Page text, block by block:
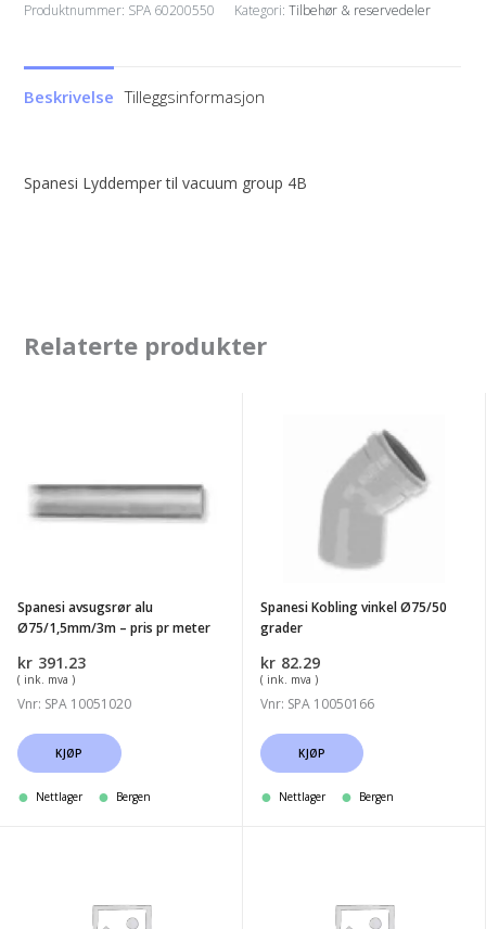
Produktnummer: SPA 60200550 Kategori:Tilbehør & reservedeler
Beskrivelse Tilleggsinformasjon
Spanesi Lyddemper til vacuum group 4B
Relaterte produkter
alu
Ø75/1,5mm/3m
meter
Spanesi avsugsrør alu
Ø75/1,5mm/3m – pris pr meter
kr 391.23
( ink. mva )
Vnr: SPA 10051020
KJØP
Nettlager Bergen
Spanesi Kobling vinkel Ø75/50
grader
kr 82.29
( ink. mva )
Vnr: SPA 10050166
KJØP
Nettlager Bergen